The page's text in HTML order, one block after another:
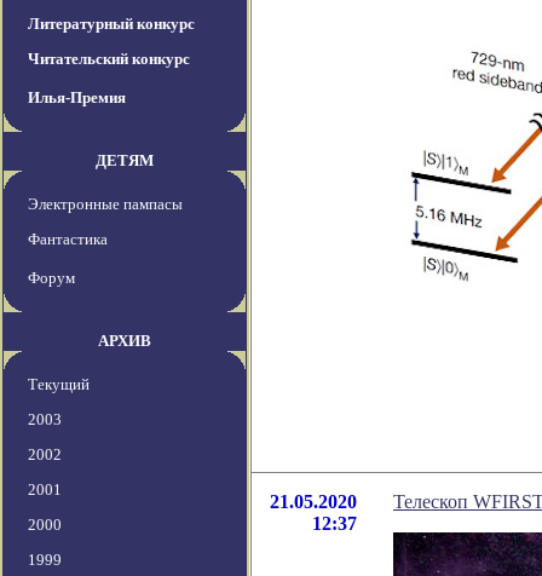
Литературный конкурс
Читательский конкурс
Илья-Премия
ДЕТЯМ
Электронные пампасы
Фантастика
Форум
АРХИВ
Текущий
2003
2002
2001
2000
1999
21.05.2020
12:37
Телескоп